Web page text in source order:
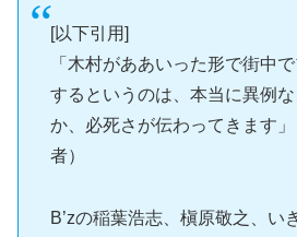
[以下引用]
「木村がああいった形で街中
するというのは、本当に異例
か、必死さが伝わってきます
者）
B’zの稲葉浩志、槇原敬之、い